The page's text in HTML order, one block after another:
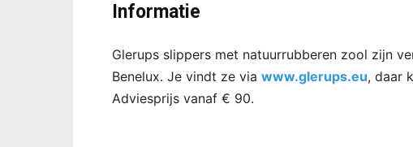
Informatie
Glerups slippers met natuurrubberen zool zijn
Benelux. Je vindt ze via www.glerups.eu, daar
Adviesprijs vanaf € 90.